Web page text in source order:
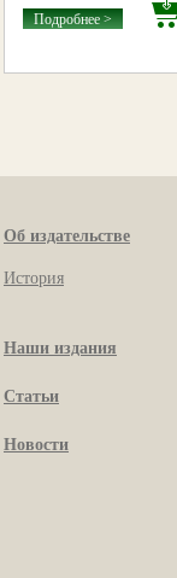
Подробнее >
Об издательстве
История
Наши издания
Статьи
Новости